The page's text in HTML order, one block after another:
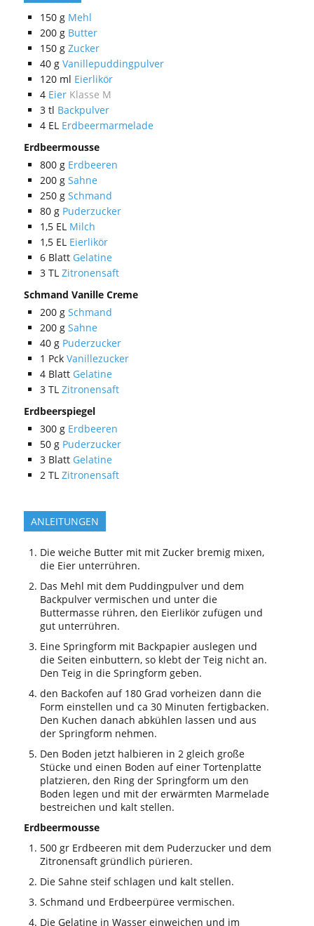
150 g Mehl
200 g Butter
150 g Zucker
40 g Vanillepuddingpulver
120 ml Eierlikör
4 Eier Klasse M
3 tl Backpulver
4 EL Erdbeermarmelade
Erdbeermousse
800 g Erdbeeren
200 g Sahne
250 g Schmand
80 g Puderzucker
1,5 EL Milch
1,5 EL Eierlikör
6 Blatt Gelatine
3 TL Zitronensaft
Schmand Vanille Creme
200 g Schmand
200 g Sahne
40 g Puderzucker
1 Pck Vanillezucker
4 Blatt Gelatine
3 TL Zitronensaft
Erdbeerspiegel
300 g Erdbeeren
50 g Puderzucker
3 Blatt Gelatine
2 TL Zitronensaft
ANLEITUNGEN
Die weiche Butter mit mit Zucker bremig mixen,
die Eier unterrühren.
Das Mehl mit dem Puddingpulver und dem
Backpulver vermischen und unter die
Buttermasse rühren, den Eierlikör zufügen und
gut unterrühren.
Eine Springform mit Backpapier auslegen und
die Seiten einbuttern, so klebt der Teig nicht an.
Den Teig in die Springform geben.
den Backofen auf 180 Grad vorheizen dann die
Form einstellen und ca 30 Minuten fertigbacken.
Den Kuchen danach abkühlen lassen und aus
der Springform nehmen.
Den Boden jetzt halbieren in 2 gleich große
Stücke und einen Boden auf einer Tortenplatte
platzieren, den Ring der Springform um den
Boden legen und mit der erwärmten Marmelade
bestreichen und kalt stellen.
Erdbeermousse
500 gr Erdbeeren mit dem Puderzucker und dem
Zitronensaft gründlich pürieren.
Die Sahne steif schlagen und kalt stellen.
Schmand und Erdbeerpüree vermischen.
Die Gelatine in Wasser einweichen und im